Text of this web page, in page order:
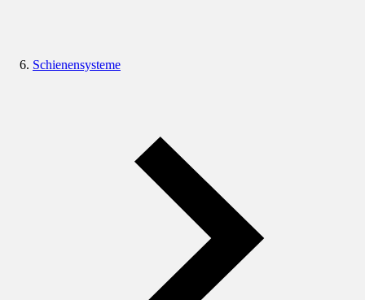
Schienensysteme